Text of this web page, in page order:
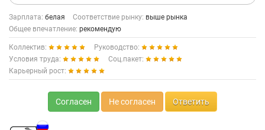
Зарплата: белая Соответствие рынку: выше рынка
Общее впечатление: рекомендую
Коллектив:
Руководство:
Условия труда:
Соц.пакет:
Карьерный рост:
Согласен Не согласен Ответить